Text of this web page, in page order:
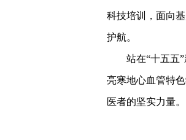
科技培训，面向
护航。
站在“十五五
亮寒地心血管特
医者的坚实力量。